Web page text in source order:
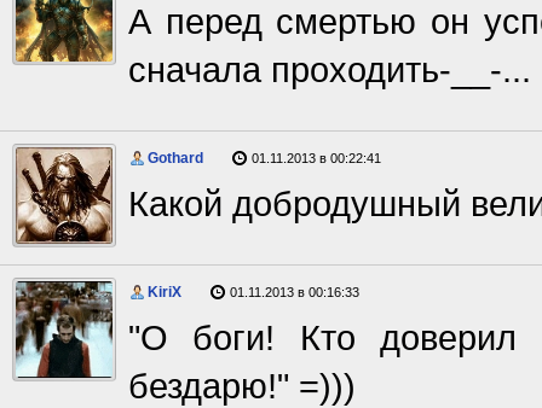
А перед смертью он
сначала проходить-__-...
Gothard 01.11.2013 в 00:22:41
Какой добродушный
KiriX 01.11.2013 в 00:16:33
"О боги! Кто доверил
бездарю!" =)))